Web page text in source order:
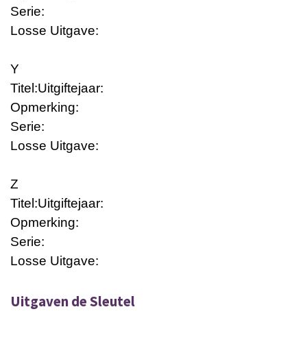
Serie:
Losse Uitgave:
Y
Titel:Uitgiftejaar:
Opmerking:
Serie:
Losse Uitgave:
Z
Titel:Uitgiftejaar:
Opmerking:
Serie:
Losse Uitgave:
Uitgaven de Sleutel